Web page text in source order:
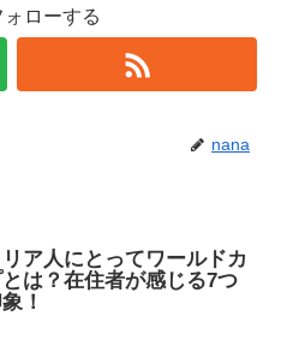
ローする
nana
ア人にとってワールドカ
は？在住者が感じる7つ
！